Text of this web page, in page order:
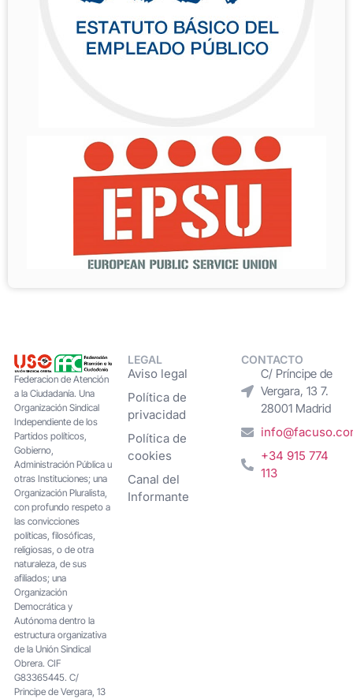
Federacion de Atención
a la Ciudadanía. Una
Organización Sindical
Independiente de los
Partidos políticos,
Gobierno,
Administración Pública u
otras Instituciones; una
Organización Pluralista,
con profundo respeto a
las convicciones
políticas, filosóficas,
religiosas, o de otra
naturaleza, de sus
afiliados; una
Organización
Democrática y
Autónoma dentro la
estructura organizativa
de la Unión Sindical
Obrera. CIF
G83365445. C/
Principe de Vergara, 13
LEGAL
Aviso legal
Política de
privacidad
Política de
cookies
Canal del
Informante
CONTACTO
C/ Príncipe de
Vergara, 13 7.
28001 Madrid
+34 915 774
113